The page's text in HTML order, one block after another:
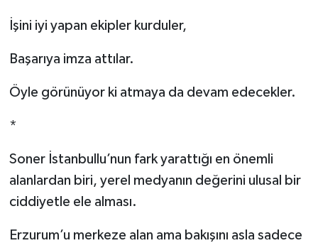
İşini iyi yapan ekipler kurduler,
Başarıya imza attılar.
Öyle görünüyor ki atmaya da devam edecekler.
*
Soner İstanbullu’nun fark yarattığı en önemli
alanlardan biri, yerel medyanın değerini ulusal bir
ciddiyetle ele alması.
Erzurum’u merkeze alan ama bakışını asla sadece